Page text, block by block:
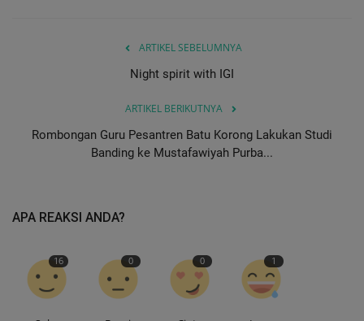
ARTIKEL SEBELUMNYA
Night spirit with IGI
ARTIKEL BERIKUTNYA
Rombongan Guru Pesantren Batu Korong Lakukan Studi
Banding ke Mustafawiyah Purba...
APA REAKSI ANDA?
16 0 0 1